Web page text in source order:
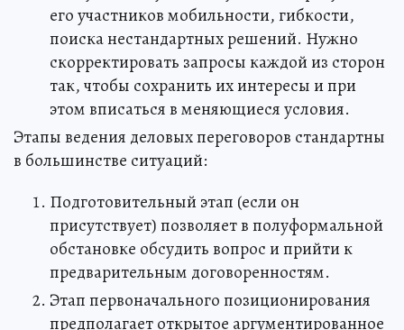
его участников мобильности, гибкости,
поиска нестандартных решений. Нужно
скорректировать запросы каждой из сторон
так, чтобы сохранить их интересы и при
этом вписаться в меняющиеся условия.
Этапы ведения деловых переговоров стандартны
в большинстве ситуаций:
Подготовительный этап (если он
присутствует) позволяет в полуформальной
обстановке обсудить вопрос и прийти к
предварительным договоренностям.
Этап первоначального позиционирования
предполагает открытое аргументированное